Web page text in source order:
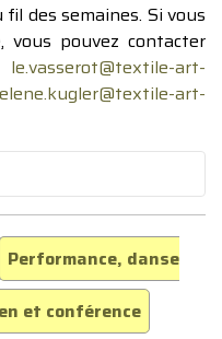
des semaines. Si vous
pouvez contacter
le.vasserot@textile-art-
art-
Performance, danse
et conférence